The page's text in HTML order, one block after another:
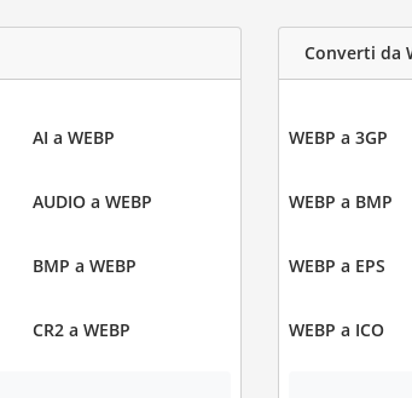
AI a WEBP
AUDIO a WEBP
BMP a WEBP
CR2 a WEBP
Converti da
WEBP a 3GP
WEBP a BMP
WEBP a EPS
WEBP a ICO